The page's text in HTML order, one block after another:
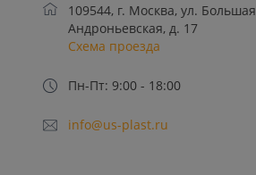
109544, г. Москва, ул. Большая
Андроньевская, д. 17
Схема проезда
Пн-Пт: 9:00 - 18:00
info@us-plast.ru